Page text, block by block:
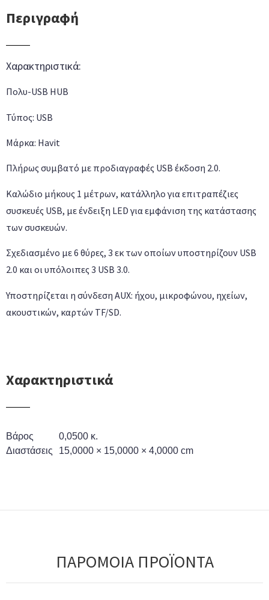
Περιγραφή
Χαρακτηριστικά:
Πολυ-USB HUB
Τύπος: USB
Μάρκα: Havit
Πλήρως συμβατό με προδιαγραφές USB έκδοση 2.0.
Καλώδιο μήκους 1 μέτρων, κατάλληλο για επιτραπέζιες
συσκευές USB, με ένδειξη LED για εμφάνιση της κατάστασης
των συσκευών.
Σχεδιασμένο με 6 θύρες, 3 εκ των οποίων υποστηρίζουν USB
2.0 και οι υπόλοιπες 3 USB 3.0.
Υποστηρίζεται η σύνδεση AUX: ήχου, μικροφώνου, ηχείων,
ακουστικών, καρτών TF/SD.
Χαρακτηριστικά
Βάρος
0,0500 κ.
Διαστάσεις
15,0000 × 15,0000 × 4,0000 cm
ΠΑΡΟΜΟΙΑ ΠΡΟΪΟΝΤΑ